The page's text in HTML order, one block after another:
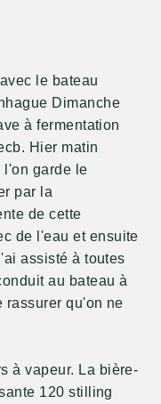
le bateau
Dimanche
à fermentation
Hier matin
l'on garde le
par la
de cette
de l'eau et ensuite
assisté à toutes
au bateau à
rassurer qu'on ne
à vapeur. La bière-
120 stilling